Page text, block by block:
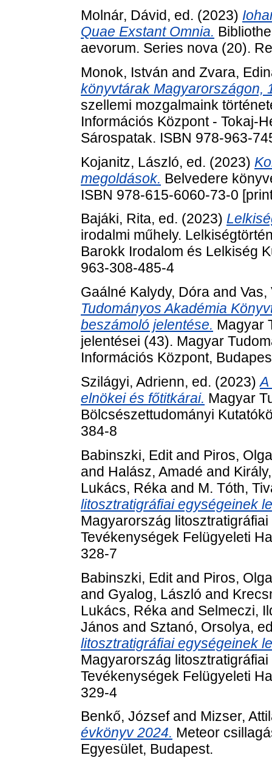
Molnár, Dávid, ed. (2023)
Quae Exstant Omnia.
aevorum. Series nova (20).
Monok, István and Zvara,
könyvtárak Magyarországon,
szellemi mozgalmaink
Információs Központ - Tokaj-
Sárospatak. ISBN 978-963-
Kojanitz, László, ed. (2023)
megoldások. Belvedere
ISBN 978-615-6060-73-0
Bajáki, Rita, ed. (2023)
irodalmi műhely.
Barokk Irodalom és Lelkiség
963-308-485-4
Gaálné Kalydy, Dóra and Vas,
Tudományos Akadémia
beszámoló jelentése. Magyar
jelentései (43). Magyar
Információs Központ,
Szilágyi, Adrienn, ed. (2023)A
elnökei és főtitkárai. Magyar
Bölcsészettudományi
384-8
Babinszki, Editand Piros, Olga
and Halász, Amadé and
Lukács, Réka and M. Tóth,
litosztratigráfiai egységeinek
Magyarország
Tevékenységek Felügyeleti
328-7
Babinszki, Editand Piros, Olga
and Gyalog, László and
Lukács, Réka and Selmeczi,
János and Sztanó, Orsolya,
litosztratigráfiai egységeinek
Magyarország
Tevékenységek Felügyeleti
329-4
Benkő, Józsefand Mizser,
évkönyv 2024. Meteor
Egyesület, Budapest.